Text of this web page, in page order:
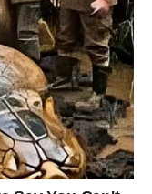
nego ranije
ili poruku.